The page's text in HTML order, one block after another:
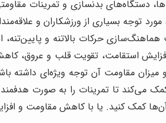
دستگاه‌های بدنسازی و تمرینات
توجه بسیاری از ورزشکاران و
هماهنگ‌سازی حرکات بالاتنه و
استقامت، تقویت قلب و عروق،
میزان مقاومت آن توجه ویژه‌ای
می‌کند تا تمرینات را به صورت هدفمند
کمک کنید. یا با کاهش مقاومت و